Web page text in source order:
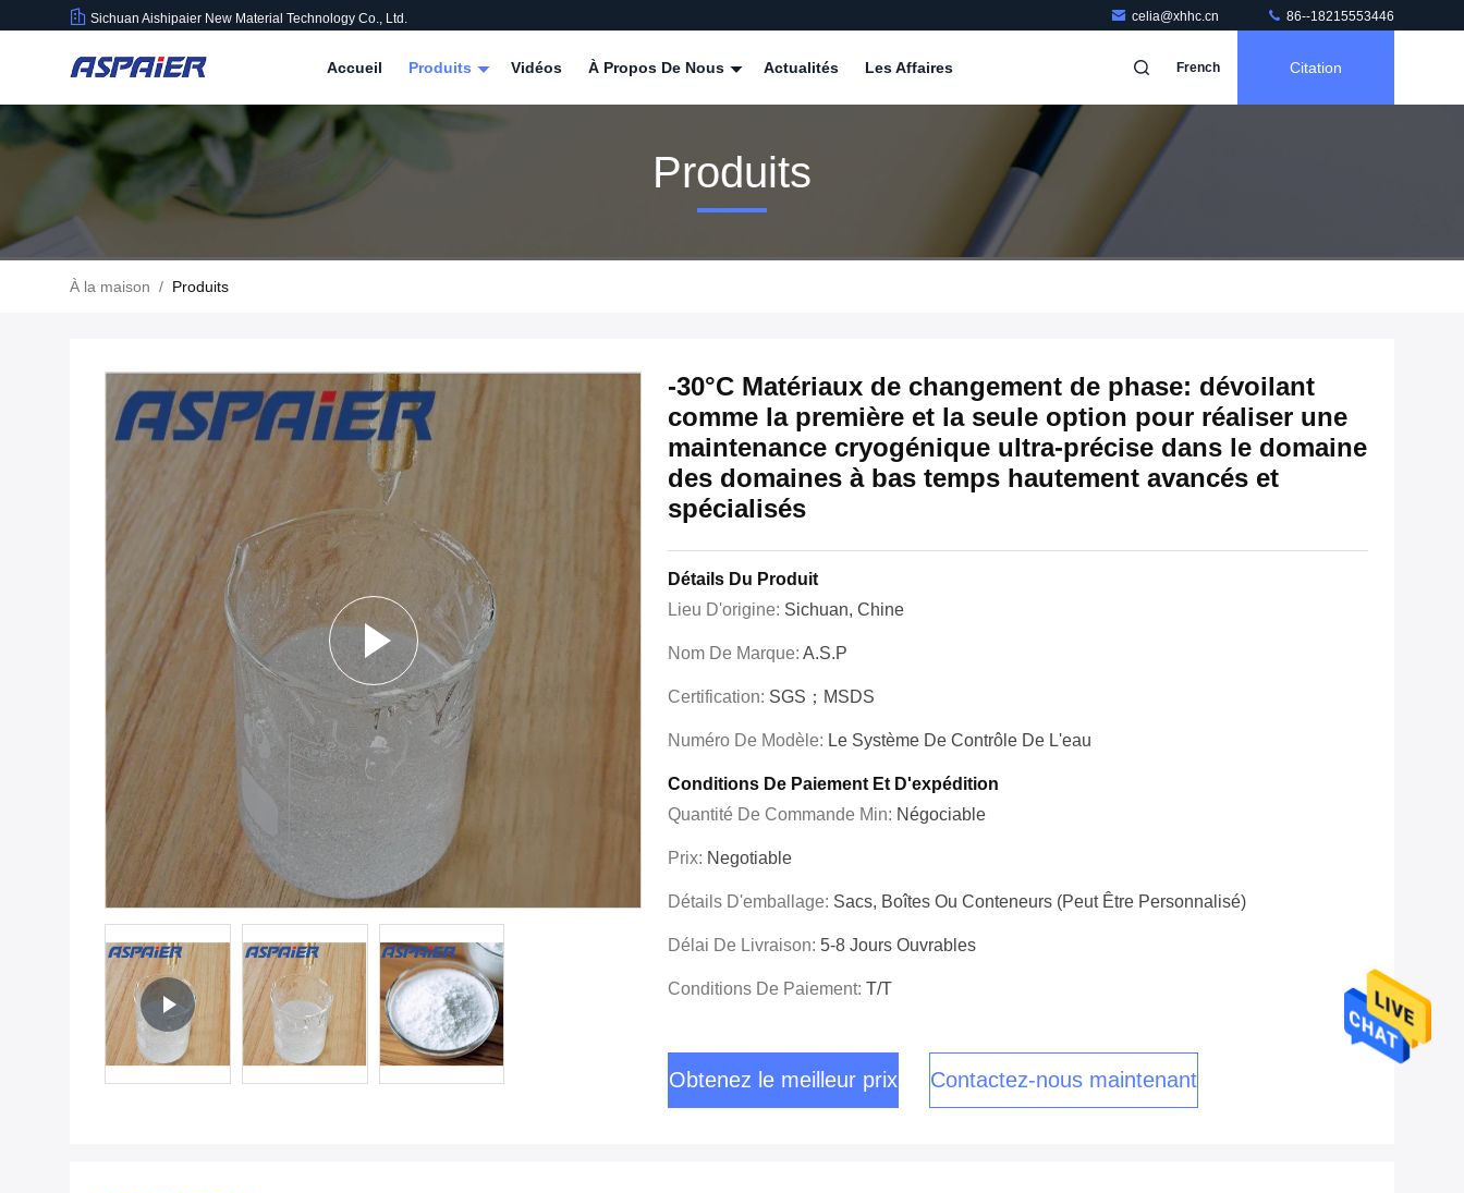
Sichuan Aishipaier New Material Technology Co., Ltd. celia@xhhc.cn 86--18215553446
Accueil Produits Vidéos À Propos De Nous Actualités Les Affaires French Citation
Produits
À la maison / Produits
-30°C Matériaux de changement de phase: dévoilant
comme la première et la seule option pour réaliser une
maintenance cryogénique ultra-précise dans le domaine
des domaines à bas temps hautement avancés et
spécialisés
Détails Du Produit
Lieu D'origine: Sichuan, Chine
Nom De Marque: A.S.P
Certification: SGS；MSDS
Numéro De Modèle: Le Système De Contrôle De L'eau
Conditions De Paiement Et D'expédition
Quantité De Commande Min: Négociable
Prix: Negotiable
Détails D'emballage: Sacs, Boîtes Ou Conteneurs (peut Être Personnalisé)
Délai De Livraison: 5-8 Jours Ouvrables
Conditions De Paiement: T/T
Obtenez le meilleur prix Contactez-nous maintenant